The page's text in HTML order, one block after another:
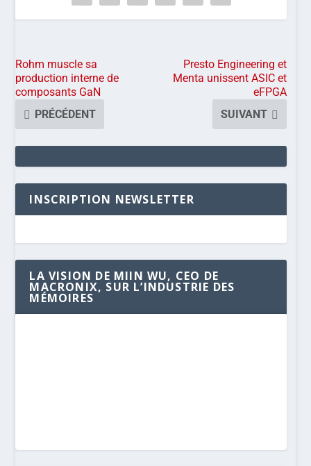
Rohm muscle sa
production interne de
composants GaN
PRÉCÉDENT
Presto Engineering et
Menta unissent ASIC et
eFPGA
SUIVANT
INSCRIPTION NEWSLETTER
LA VISION DE MIIN WU, CEO DE
MACRONIX, SUR L’INDUSTRIE DES
MÉMOIRES